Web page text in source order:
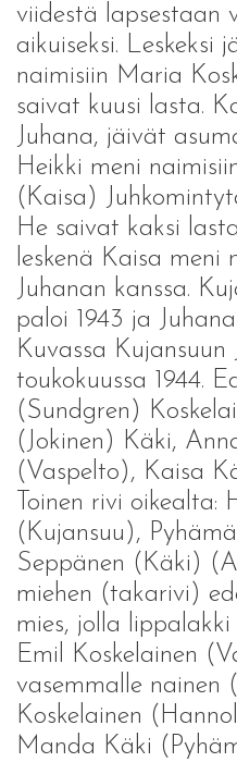
viidestä lapsestaan
aikuiseksi. Leskeksi
naimisiin Maria
saivat kuusi lasta.
Juhana, jäivät
Heikki meni
(Kaisa)
He saivat kaksi
leskenä Kaisa meni
Juhanan kanssa.
paloi 1943 ja
Kuvassa Kujansuun
toukokuussa 1944.
(Sundgren)
(Jokinen) Käki,
(Vaspelto), Kaisa
Toinen rivi
(Kujansuu),
Seppänen (Käki)
miehen (takarivi)
mies, jolla
Emil Koskelainen
vasemmalle nainen
Koskelainen
Manda Käki